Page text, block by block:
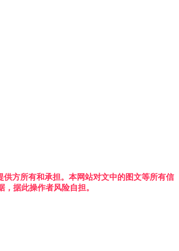
方所有和承担。本网站对文中的图文等所有信
据此操作者风险自担。